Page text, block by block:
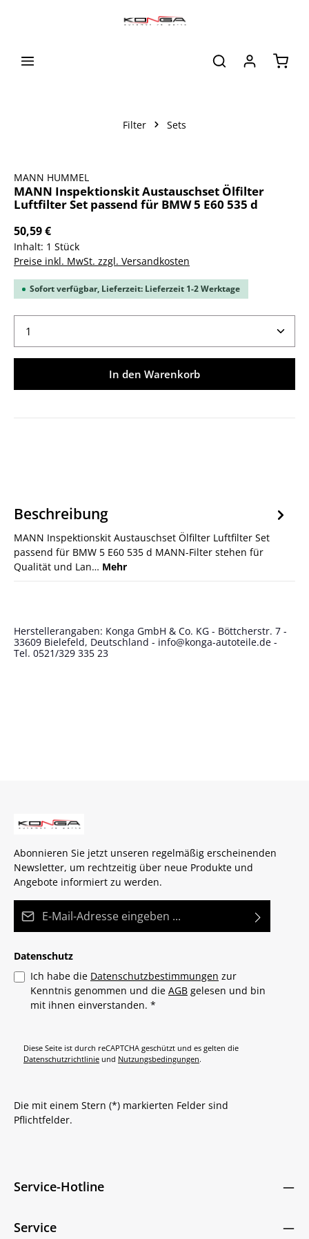
Filter Sets
MANN HUMMEL
MANN Inspektionskit Austauschset Ölfilter
Luftfilter Set passend für BMW 5 E60 535 d
50,59 €
Inhalt: 1 Stück
Preise inkl. MwSt. zzgl. Versandkosten
Sofort verfügbar, Lieferzeit: Lieferzeit 1-2 Werktage
Produkt Anzahl: Gib den gewünschten Wert ein
In den Warenkorb
Beschreibung
MANN Inspektionskit Austauschset Ölfilter Luftfilter Set
passend für BMW 5 E60 535 d MANN-Filter stehen für
Qualität und Lan… Mehr
Herstellerangaben: Konga GmbH & Co. KG - Böttcherstr. 7 -
33609 Bielefeld, Deutschland - info@konga-autoteile.de -
Tel. 0521/329 335 23
Abonnieren Sie jetzt unseren regelmäßig erscheinenden
Newsletter, um rechtzeitig über neue Produkte und
Angebote informiert zu werden.
Datenschutz
Ich habe die Datenschutzbestimmungen zur
Kenntnis genommen und die AGB gelesen und bin
mit ihnen einverstanden. *
Diese Seite ist durch reCAPTCHA geschützt und es gelten die
Datenschutzrichtlinie und Nutzungsbedingungen.
Die mit einem Stern (*) markierten Felder sind
Pflichtfelder.
Service-Hotline
Service